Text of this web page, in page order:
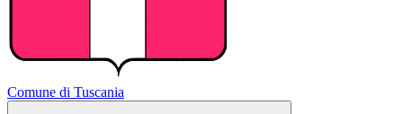
Comune di Tuscania